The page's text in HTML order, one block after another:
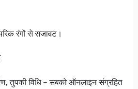
रंगों से सजावट।
तुपकी विधि – सबको ऑनलाइन संग्रहित